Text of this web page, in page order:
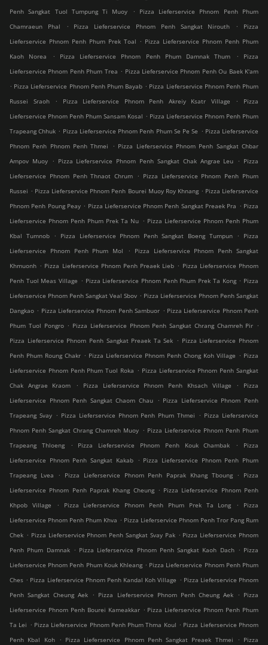
Penh Sangkat Tuol Tumpung Ti Muoy
.
Pizza Lieferservice Phnom Penh Phum
Chamraeun Phal
. Pizza Lieferservice Phnom Penh Sangkat Nirouth .
Pizza
Lieferservice Phnom Penh Phum Prek Toal . Pizza Lieferservice Phnom Penh Phum
Kaoh Norea
. Pizza Lieferservice Phnom Penh Phum Damnak Thum .
Pizza
Lieferservice Phnom Penh Phum Trea . Pizza Lieferservice Phnom Penh Ou Baek K'am
. Pizza Lieferservice Phnom Penh Phum Bayab . Pizza Lieferservice Phnom Penh Phum
Russei Sraoh
. Pizza Lieferservice Phnom Penh Akreiy Ksatr Village .
Pizza
Lieferservice Phnom Penh Phum Sansam Kosal . Pizza Lieferservice Phnom Penh Phum
Trapeang Chhuk . Pizza Lieferservice Phnom Penh Phum Se Pe Se . Pizza Lieferservice
Phnom Penh Phnom Penh Thmei
. Pizza Lieferservice Phnom Penh Sangkat Chbar
Ampov Muoy
. Pizza Lieferservice Phnom Penh Sangkat Chak Angrae Leu . Pizza
Lieferservice Phnom Penh Thnaot Chrum
. Pizza Lieferservice Phnom Penh Phum
Russei . Pizza Lieferservice Phnom Penh Bourei Muoy Roy Khnang . Pizza Lieferservice
Phnom Penh Poung Peay . Pizza Lieferservice Phnom Penh Sangkat Preaek Pra . Pizza
Lieferservice Phnom Penh Phum Prek Ta Nu . Pizza Lieferservice Phnom Penh Phum
Kbal Tumnob
. Pizza Lieferservice Phnom Penh Sangkat Boeng Tumpun .
Pizza
Lieferservice Phnom Penh Phum Mol
.
Pizza Lieferservice Phnom Penh Sangkat
Khmuonh . Pizza Lieferservice Phnom Penh Preaek Lieb . Pizza Lieferservice Phnom
Penh Tuol Meas Village . Pizza Lieferservice Phnom Penh Phum Prek Ta Kong . Pizza
Lieferservice Phnom Penh Sangkat Veal Sbov . Pizza Lieferservice Phnom Penh Sangkat
Dangkao . Pizza Lieferservice Phnom Penh Sambuor . Pizza Lieferservice Phnom Penh
Phum Tuol Pongro . Pizza Lieferservice Phnom Penh Sangkat Chrang Chamreh Pir .
Pizza Lieferservice Phnom Penh Sangkat Preaek Ta Sek . Pizza Lieferservice Phnom
Penh Phum Roung Chakr . Pizza Lieferservice Phnom Penh Chong Koh Village . Pizza
Lieferservice Phnom Penh Phum Tuol Roka . Pizza Lieferservice Phnom Penh Sangkat
Chak Angrae Kraom
. Pizza Lieferservice Phnom Penh Khsach Village .
Pizza
Lieferservice Phnom Penh Sangkat Chaom Chau
. Pizza Lieferservice Phnom Penh
Trapeang Svay . Pizza Lieferservice Phnom Penh Phum Thmei . Pizza Lieferservice
Phnom Penh Sangkat Chrang Chamreh Muoy . Pizza Lieferservice Phnom Penh Phum
Trapeang Thloeng
. Pizza Lieferservice Phnom Penh Kouk Chambak .
Pizza
Lieferservice Phnom Penh Sangkat Kakab
. Pizza Lieferservice Phnom Penh Phum
Trapeang Lvea
. Pizza Lieferservice Phnom Penh Paprak Khang Tboung .
Pizza
Lieferservice Phnom Penh Paprak Khang Cheung
. Pizza Lieferservice Phnom Penh
Khpob Village
. Pizza Lieferservice Phnom Penh Phum Prek Ta Long .
Pizza
Lieferservice Phnom Penh Phum Khva . Pizza Lieferservice Phnom Penh Tror Pang Rum
Chek . Pizza Lieferservice Phnom Penh Sangkat Svay Pak . Pizza Lieferservice Phnom
Penh Phum Damnak
. Pizza Lieferservice Phnom Penh Sangkat Kaoh Dach . Pizza
Lieferservice Phnom Penh Phum Kouk Khleang . Pizza Lieferservice Phnom Penh Phum
Ches . Pizza Lieferservice Phnom Penh Kandal Koh Village . Pizza Lieferservice Phnom
Penh Sangkat Cheung Aek
. Pizza Lieferservice Phnom Penh Cheung Aek . Pizza
Lieferservice Phnom Penh Bourei Kameakkar . Pizza Lieferservice Phnom Penh Phum
Ta Lei . Pizza Lieferservice Phnom Penh Phum Thma Koul . Pizza Lieferservice Phnom
Penh Kbal Koh
. Pizza Lieferservice Phnom Penh Sangkat Preaek Thmei . Pizza